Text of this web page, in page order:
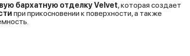
бархатную отделку Velvet, которая создает
при прикосновении к поверхности, а также